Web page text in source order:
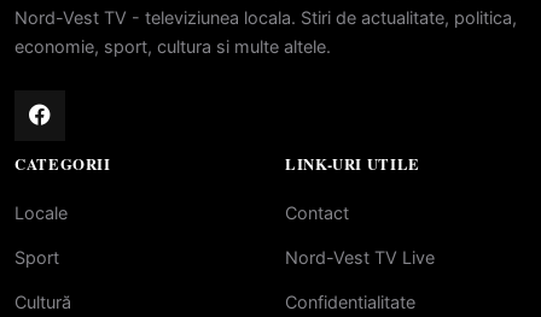
Nord-Vest TV - televiziunea locala. Stiri de actualitate, politica,
economie, sport, cultura si multe altele.
CATEGORII
Locale
Sport
Cultură
LINK-URI UTILE
Contact
Nord-Vest TV Live
Confidentialitate